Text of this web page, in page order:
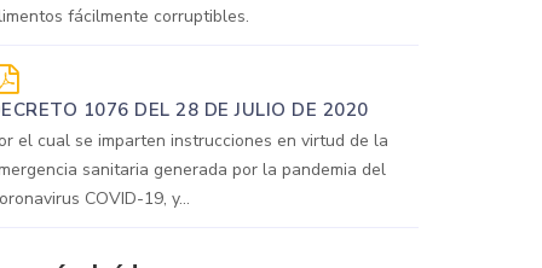
fácilmente corruptibles.
1076 DEL 28 DE JULIO DE 2020
el cual se imparten instrucciones en virtud de la
sanitaria generada por la pandemia del
COVID-19, y...